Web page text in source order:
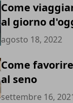
Come
al giorno
agosto 18, 2022
Come
al seno
settembre 16,